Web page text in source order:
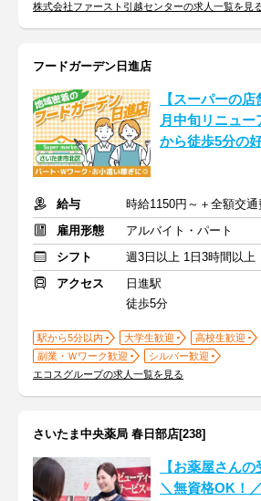
株式会社ファースト引越センターの求人一覧を見
フードガーデン日進店
【スーパーの
月中旬リニュ
から徒歩5分の
給与
時給1150円～＋全額交
雇用形態
アルバイト・パート
シフト
週3日以上 1日3時間以上
アクセス
日進駅
徒歩5分
駅から5分以内 大学生歓迎
高校生歓迎
副業・Ｗワーク歓迎
シルバー歓迎
エコスグループの求人一覧を見る
さいたま中央薬局 春日部店[238]
【お薬屋さんの
＼無資格OK！